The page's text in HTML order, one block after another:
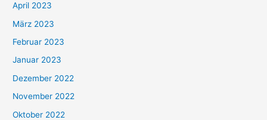
April 2023
März 2023
Februar 2023
Januar 2023
Dezember 2022
November 2022
Oktober 2022